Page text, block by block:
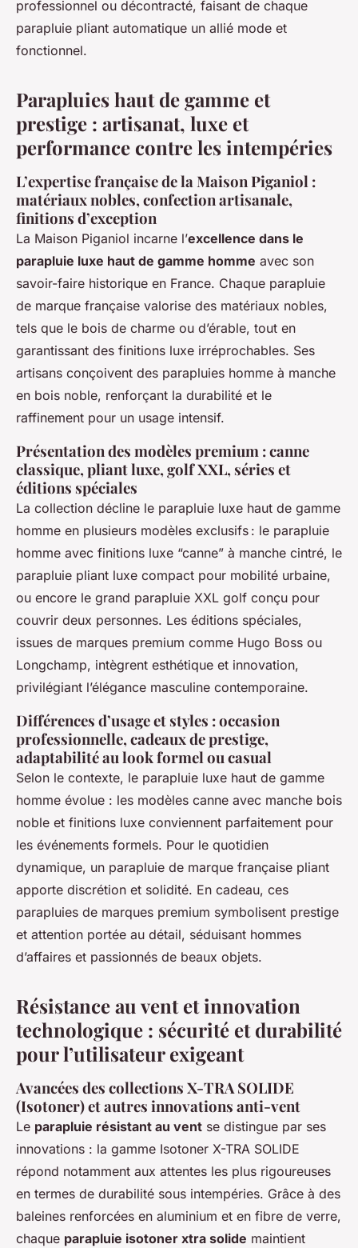
professionnel ou décontracté, faisant de chaque
parapluie pliant automatique un allié mode et
fonctionnel.
Parapluies haut de gamme et
prestige : artisanat, luxe et
performance contre les intempéries
L’expertise française de la Maison Piganiol :
matériaux nobles, confection artisanale,
finitions d’exception
La Maison Piganiol incarne l’excellence dans le
parapluie luxe haut de gamme homme avec son
savoir-faire historique en France. Chaque parapluie
de marque française valorise des matériaux nobles,
tels que le bois de charme ou d’érable, tout en
garantissant des finitions luxe irréprochables. Ses
artisans conçoivent des parapluies homme à manche
en bois noble, renforçant la durabilité et le
raffinement pour un usage intensif.
Présentation des modèles premium : canne
classique, pliant luxe, golf XXL, séries et
éditions spéciales
La collection décline le parapluie luxe haut de gamme
homme en plusieurs modèles exclusifs : le parapluie
homme avec finitions luxe “canne” à manche cintré, le
parapluie pliant luxe compact pour mobilité urbaine,
ou encore le grand parapluie XXL golf conçu pour
couvrir deux personnes. Les éditions spéciales,
issues de marques premium comme Hugo Boss ou
Longchamp, intègrent esthétique et innovation,
privilégiant l’élégance masculine contemporaine.
Différences d’usage et styles : occasion
professionnelle, cadeaux de prestige,
adaptabilité au look formel ou casual
Selon le contexte, le parapluie luxe haut de gamme
homme évolue : les modèles canne avec manche bois
noble et finitions luxe conviennent parfaitement pour
les événements formels. Pour le quotidien
dynamique, un parapluie de marque française pliant
apporte discrétion et solidité. En cadeau, ces
parapluies de marques premium symbolisent prestige
et attention portée au détail, séduisant hommes
d’affaires et passionnés de beaux objets.
Résistance au vent et innovation
technologique : sécurité et durabilité
pour l’utilisateur exigeant
Avancées des collections X-TRA SOLIDE
(Isotoner) et autres innovations anti-vent
Le parapluie résistant au vent se distingue par ses
innovations : la gamme Isotoner X-TRA SOLIDE
répond notamment aux attentes les plus rigoureuses
en termes de durabilité sous intempéries. Grâce à des
baleines renforcées en aluminium et en fibre de verre,
chaque parapluie isotoner xtra solide maintient